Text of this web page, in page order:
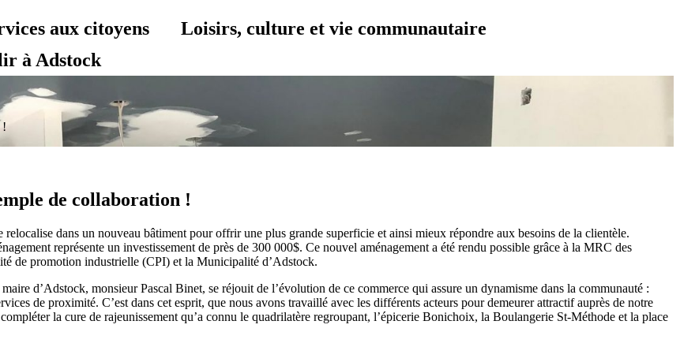
aux citoyens
Loisirs, culture et vie communautaire
à Adstock
!
de collaboration !
dans un nouveau bâtiment pour offrir une plus grande superficie et ainsi mieux répondre aux besoins de la clientèle.
représente un investissement de près de 300 000$. Ce nouvel aménagement a été rendu possible grâce à la MRC des
de promotion industrielle (CPI) et la Municipalité d’Adstock.
d’Adstock, monsieur Pascal Binet, se réjouit de l’évolution de ce commerce qui assure un dynamisme dans la communauté :
de proximité. C’est dans cet esprit, que nous avons travaillé avec les différents acteurs pour demeurer attractif auprès de notre
la cure de rajeunissement qu’a connu le quadrilatère regroupant, l’épicerie Bonichoix, la Boulangerie St-Méthode et la place